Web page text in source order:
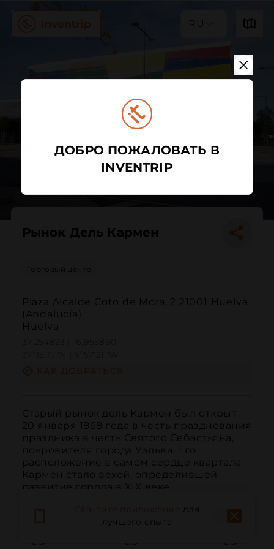
RU
Рынок Дель Кармен
Торговый центр
Plaza Alcalde Coto de Mora, 2 21001 Huelva
(Andalucía)
Huelva
Старый рынок дель Кармен был открыт
20 января 1868 года в честь празднования
праздника в честь Святого Себастьяна,
покровителя города Уэльва. Его
расположение в самом сердце квартала
Кармен стало вехой, определившей
развитие города в XIX веке.
для
лучшего опыта
ДОБРО ПОЖАЛОВАТЬ В
INVENTRIP